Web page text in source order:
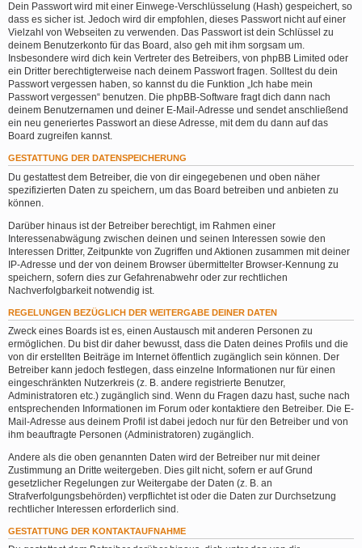
Dein Passwort wird mit einer Einwege-Verschlüsselung (Hash) gespeichert, so
dass es sicher ist. Jedoch wird dir empfohlen, dieses Passwort nicht auf einer
Vielzahl von Webseiten zu verwenden. Das Passwort ist dein Schlüssel zu
deinem Benutzerkonto für das Board, also geh mit ihm sorgsam um.
Insbesondere wird dich kein Vertreter des Betreibers, von phpBB Limited oder
ein Dritter berechtigterweise nach deinem Passwort fragen. Solltest du dein
Passwort vergessen haben, so kannst du die Funktion „Ich habe mein
Passwort vergessen“ benutzen. Die phpBB-Software fragt dich dann nach
deinem Benutzernamen und deiner E-Mail-Adresse und sendet anschließend
ein neu generiertes Passwort an diese Adresse, mit dem du dann auf das
Board zugreifen kannst.
GESTATTUNG DER DATENSPEICHERUNG
Du gestattest dem Betreiber, die von dir eingegebenen und oben näher
spezifizierten Daten zu speichern, um das Board betreiben und anbieten zu
können.
Darüber hinaus ist der Betreiber berechtigt, im Rahmen einer
Interessenabwägung zwischen deinen und seinen Interessen sowie den
Interessen Dritter, Zeitpunkte von Zugriffen und Aktionen zusammen mit deiner
IP-Adresse und der von deinem Browser übermittelter Browser-Kennung zu
speichern, sofern dies zur Gefahrenabwehr oder zur rechtlichen
Nachverfolgbarkeit notwendig ist.
REGELUNGEN BEZÜGLICH DER WEITERGABE DEINER DATEN
Zweck eines Boards ist es, einen Austausch mit anderen Personen zu
ermöglichen. Du bist dir daher bewusst, dass die Daten deines Profils und die
von dir erstellten Beiträge im Internet öffentlich zugänglich sein können. Der
Betreiber kann jedoch festlegen, dass einzelne Informationen nur für einen
eingeschränkten Nutzerkreis (z. B. andere registrierte Benutzer,
Administratoren etc.) zugänglich sind. Wenn du Fragen dazu hast, suche nach
entsprechenden Informationen im Forum oder kontaktiere den Betreiber. Die E-
Mail-Adresse aus deinem Profil ist dabei jedoch nur für den Betreiber und von
ihm beauftragte Personen (Administratoren) zugänglich.
Andere als die oben genannten Daten wird der Betreiber nur mit deiner
Zustimmung an Dritte weitergeben. Dies gilt nicht, sofern er auf Grund
gesetzlicher Regelungen zur Weitergabe der Daten (z. B. an
Strafverfolgungsbehörden) verpflichtet ist oder die Daten zur Durchsetzung
rechtlicher Interessen erforderlich sind.
GESTATTUNG DER KONTAKTAUFNAHME